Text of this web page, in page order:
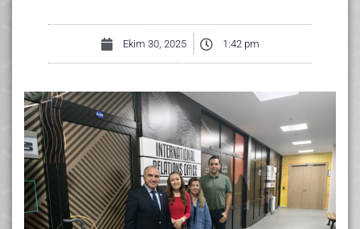
Ekim 30, 2025 1:42 pm